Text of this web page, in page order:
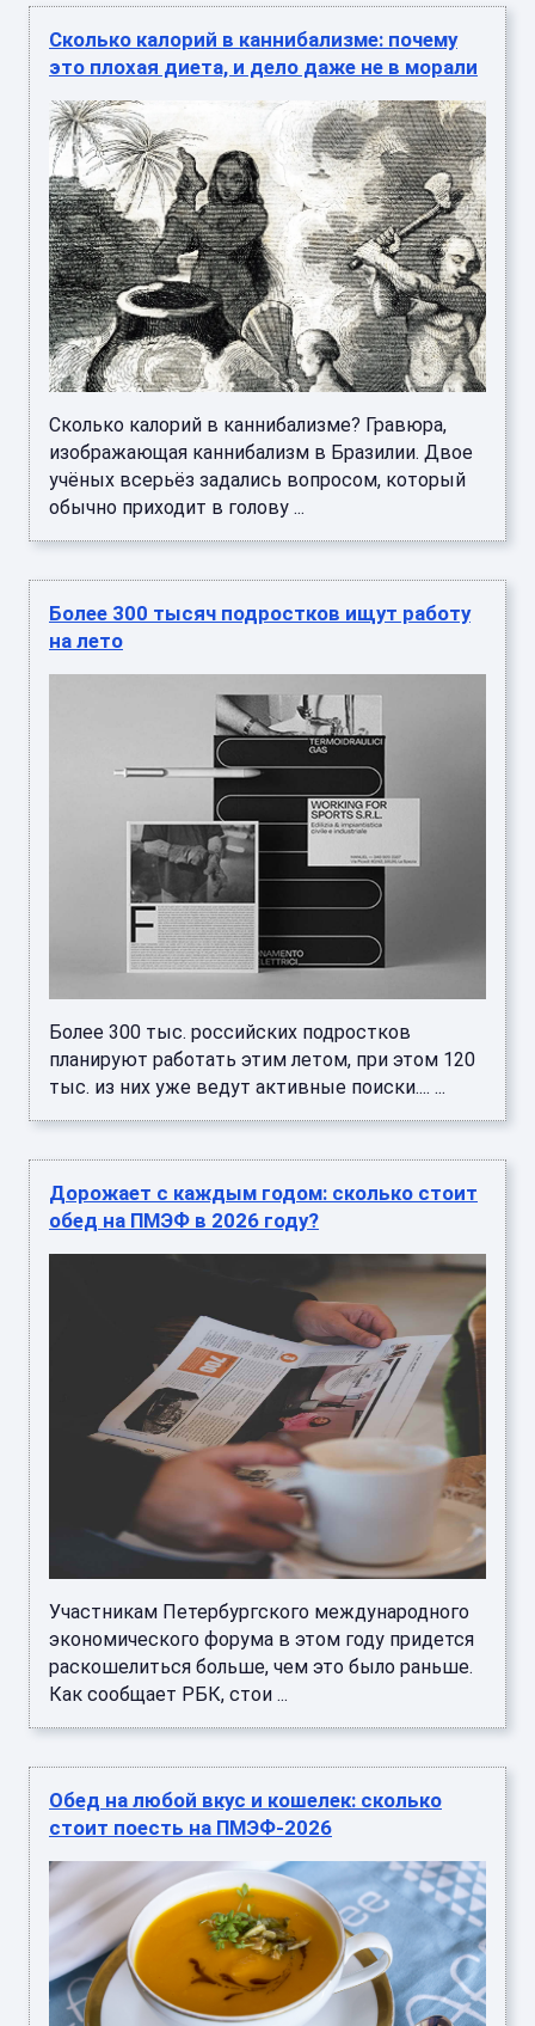
Сколько калорий в каннибализме: почему
это плохая диета, и дело даже не в морали
Сколько калорий в каннибализме? Гравюра,
изображающая каннибализм в Бразилии. Двое
учёных всерьёз задались вопросом, который
обычно приходит в голову ...
Более 300 тысяч подростков ищут работу
на лето
Более 300 тыс. российских подростков
планируют работать этим летом, при этом 120
тыс. из них уже ведут активные поиски.... ...
Дорожает с каждым годом: сколько стоит
обед на ПМЭФ в 2026 году?
Участникам Петербургского международного
экономического форума в этом году придется
раскошелиться больше, чем это было раньше.
Как сообщает РБК, стои ...
Обед на любой вкус и кошелек: сколько
стоит поесть на ПМЭФ-2026